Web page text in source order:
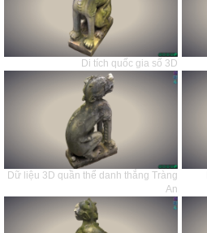
Di tích quốc gia số 3D
Dữ liệu 3D quần thể danh thắng Tràng
An